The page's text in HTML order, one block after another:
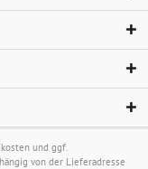
und ggf.
von der Lieferadresse